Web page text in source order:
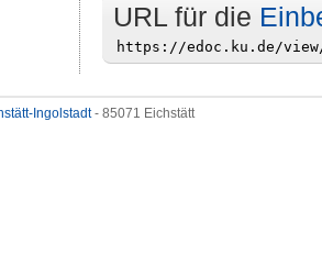
URL für die
Ingolstadt- 85071 Eichstätt